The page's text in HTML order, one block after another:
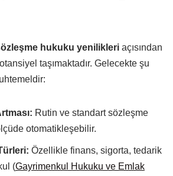
hukuku yenilikleri açısından
taşımaktadır. Gelecekte şu
Rutin ve standart sözleşme
otomatikleşebilir.
Özellikle finans, sigorta, tedarik
(Gayrimenkul Hukuku ve Emlak